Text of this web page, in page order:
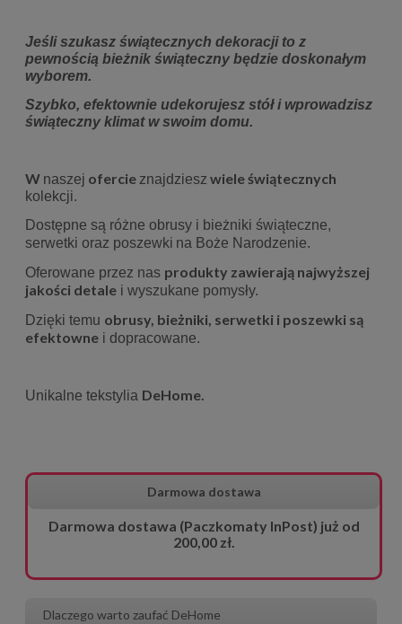
Jeśli szukasz świątecznych dekoracji to z
pewnością bieżnik świąteczny będzie doskonałym
wyborem.
Szybko, efektownie udekorujesz stół i wprowadzisz
świąteczny klimat w swoim domu.
W naszej ofercie znajdziesz wieleświątecznych
kolekcji.
Dostępne są różne obrusy i bieżniki świąteczne,
serwetki oraz poszewki na Boże Narodzenie.
Oferowane przez nas produkty zawierają najwyższej
jakości detale i wyszukane pomysły.
Dzięki temu obrusy, bieżniki, serwetki i poszewki są
efektowne i dopracowane.
Unikalne tekstylia DeHome.
Darmowa dostawa
Darmowa dostawa (Paczkomaty InPost) już od
200,00 zł.
Dlaczego warto zaufać DeHome